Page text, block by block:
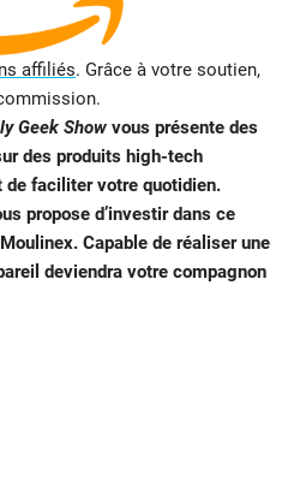
affiliés. Grâce à votre soutien,
Geek Show vous présente des
des produits high-tech
de faciliter votre quotidien.
propose d’investir dans ce
Capable de réaliser une
deviendra votre compagnon